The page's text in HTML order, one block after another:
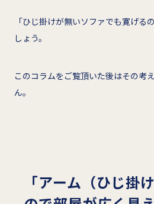
「ひじ掛けが無いソファでも寛げる
しょう。
このコラムをご覧頂いた後はその考
ん。
「アーム（ひじ掛